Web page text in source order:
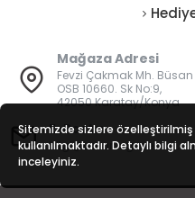
Mağaza Adresi
Fevzi Çakmak Mh. Büsan
OSB 10660. Sk No:9,
42050 Karatay/Konya
E-Posta
Sitemizde sizlere
kullanılmaktadır. Detaylı bilgi
inceleyiniz.